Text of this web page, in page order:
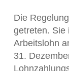
Die
getreten. Sie
Arbeitslohn
31.